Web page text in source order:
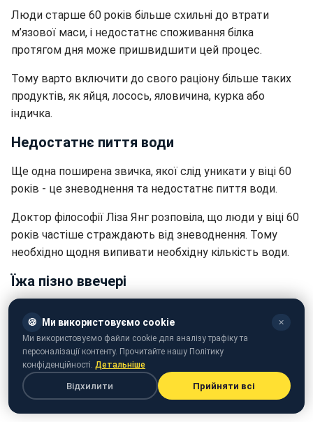
Люди старше 60 років більше схильні до втрати
м’язової маси, і недостатнє споживання білка
протягом дня може пришвидшити цей процес.
Тому варто включити до свого раціону більше таких
продуктів, як яйця, лосось, яловичина, курка або
індичка.
Недостатнє пиття води
Ще одна поширена звичка, якої слід уникати у віці 60
років - це зневоднення та недостатнє пиття води.
Доктор філософії Ліза Янг розповіла, що люди у віці 60
років частіше страждають від зневоднення. Тому
необхідно щодня випивати необхідну кількість води.
Їжа пізно ввечері
нездорову їжу, що тягне за собою переїдання.
А це пов’язано зі збільшенням ваги, коливаннями
цукру в крові та діабетом.
Дієта з низьким вмістом клітковини
🍪 Ми використовуємо cookie ✕
Ми використовуємо файли cookie для аналізу трафіку та
персоналізації контенту. Прочитайте нашу Політику
конфіденційності. Детальніше
Відхилити Прийняти всі